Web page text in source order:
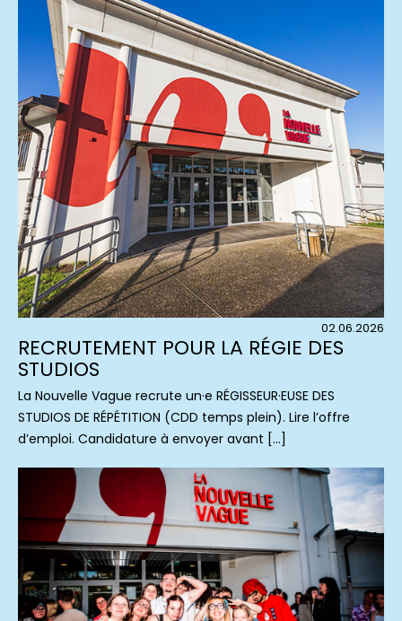
02.06.2026
RECRUTEMENT POUR LA RÉGIE DES
STUDIOS
La Nouvelle Vague recrute un·e RÉGISSEUR·EUSE DES
STUDIOS DE RÉPÉTITION (CDD temps plein). Lire l’offre
d’emploi. Candidature à envoyer avant […]